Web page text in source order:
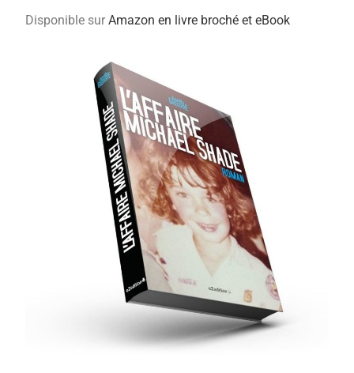
Disponible surAmazon en livre broché et eBook